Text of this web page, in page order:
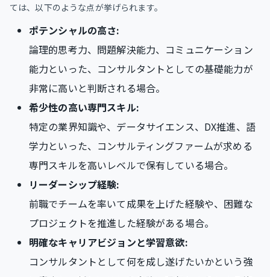
ては、以下のような点が挙げられます。
ポテンシャルの高さ:
論理的思考力、問題解決能力、コミュニケーション
能力といった、コンサルタントとしての基礎能力が
非常に高いと判断される場合。
希少性の高い専門スキル:
特定の業界知識や、データサイエンス、DX推進、語
学力といった、コンサルティングファームが求める
専門スキルを高いレベルで保有している場合。
リーダーシップ経験:
前職でチームを率いて成果を上げた経験や、困難な
プロジェクトを推進した経験がある場合。
明確なキャリアビジョンと学習意欲:
コンサルタントとして何を成し遂げたいかという強